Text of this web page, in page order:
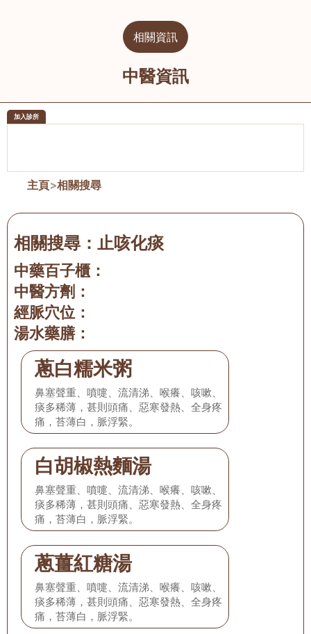
相關資訊
中醫資訊
加入診所
主頁>相關搜尋
相關搜尋： 止咳化痰
中藥百子櫃：
中醫方劑：
經脈穴位：
湯水藥膳：
蔥白糯米粥
鼻塞聲重、噴嚏、流清涕、喉癢、咳嗽、
痰多稀薄，甚則頭痛、惡寒發熱、全身疼
痛，苔薄白，脈浮緊。
白胡椒熱麵湯
鼻塞聲重、噴嚏、流清涕、喉癢、咳嗽、
痰多稀薄，甚則頭痛、惡寒發熱、全身疼
痛，苔薄白，脈浮緊。
蔥薑紅糖湯
鼻塞聲重、噴嚏、流清涕、喉癢、咳嗽、
痰多稀薄，甚則頭痛、惡寒發熱、全身疼
痛，苔薄白，脈浮緊。